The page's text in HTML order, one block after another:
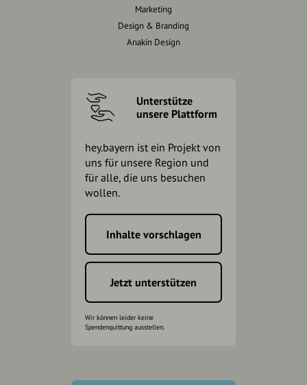
Marketing
Design & Branding
Anakin Design
Unterstütze
unsere Plattform
hey.bayern ist ein Projekt von
uns für unsere Region und
für alle, die uns besuchen
wollen.
Inhalte vorschlagen
Jetzt unterstützen
Wir können leider keine
Spendenquittung ausstellen.